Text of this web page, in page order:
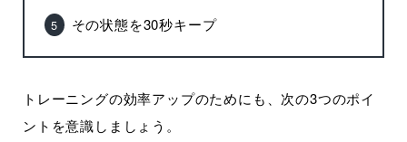
その状態を30秒キープ
トレーニングの効率アップのためにも、次の3つのポイ
ントを意識しましょう。